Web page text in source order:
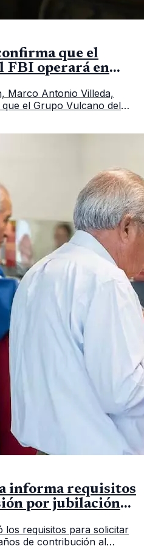
que el
FBI operará en
Marco Antonio Villeda,
el Grupo Vulcano del
anterior del Ministerio
informa requisitos
por jubilación
los requisitos para solicitar
de contribución al